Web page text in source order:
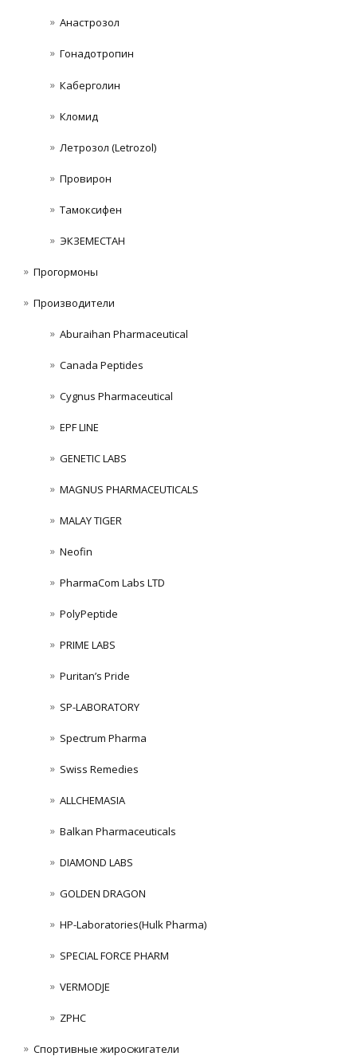
Анастрозол
Гонадотропин
Каберголин
Кломид
Летрозол (Letrozol)
Провирон
Тамоксифен
ЭКЗЕМЕСТАН
Прогормоны
Производители
Aburaihan Pharmaceutical
Canada Peptides
Cygnus Pharmaceutical
EPF LINE
GENETIC LABS
MAGNUS PHARMACEUTICALS
MALAY TIGER
Neofin
PharmaCom Labs LTD
PolyPeptide
PRIME LABS
Puritan’s Pride
SP-LABORATORY
Spectrum Pharma
Swiss Remedies
ALLCHEMASIA
Balkan Pharmaceuticals
DIAMOND LABS
GOLDEN DRAGON
HP-Laboratories(Hulk Pharma)
SPECIAL FORCE PHARM
VERMODJE
ZPHC
Спортивные жиросжигатели